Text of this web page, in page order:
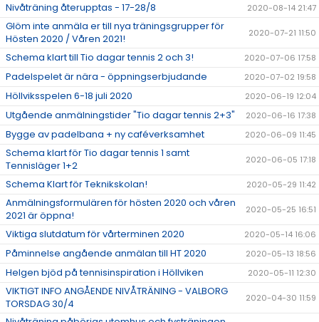
Nivåträning återupptas - 17-28/8 2020-08-14 21:47
Glöm inte anmäla er till nya träningsgrupper för
Hösten 2020 / Våren 2021!
2020-07-21 11:50
Schema klart till Tio dagar tennis 2 och 3! 2020-07-06 17:58
Padelspelet är nära - öppningserbjudande 2020-07-02 19:58
Höllviksspelen 6-18 juli 2020 2020-06-19 12:04
Utgående anmälningstider "Tio dagar tennis 2+3" 2020-06-16 17:38
Bygge av padelbana + ny caféverksamhet 2020-06-09 11:45
Schema klart för Tio dagar tennis 1 samt
Tennisläger 1+2
2020-06-05 17:18
Schema Klart för Teknikskolan! 2020-05-29 11:42
Anmälningsformulären för hösten 2020 och våren
2021 är öppna!
2020-05-25 16:51
Viktiga slutdatum för vårterminen 2020 2020-05-14 16:06
Påminnelse angående anmälan till HT 2020 2020-05-13 18:56
Helgen bjöd på tennisinspiration i Höllviken 2020-05-11 12:30
VIKTIGT INFO ANGÅENDE NIVÅTRÄNING - VALBORG
TORSDAG 30/4
2020-04-30 11:59